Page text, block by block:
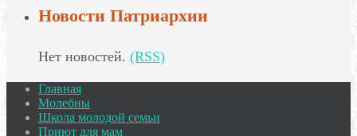
Новости Патриархии
Нет новостей. (RSS)
Главная
Молебны
Школа молодой семьи
Приют для мам